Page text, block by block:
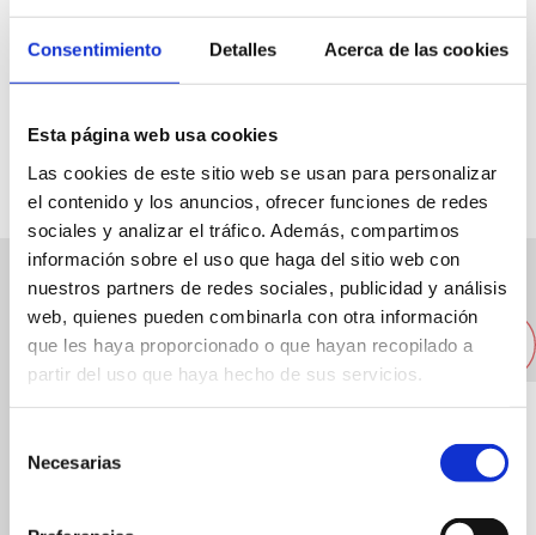
Consentimiento Detalles Acerca de las cookies
Esta página web usa cookies
Las cookies de este sitio web se usan para personalizar
el contenido y los anuncios, ofrecer funciones de redes
sociales y analizar el tráfico. Además, compartimos
información sobre el uso que haga del sitio web con
nuestros partners de redes sociales, publicidad y análisis
web, quienes pueden combinarla con otra información
que les haya proporcionado o que hayan recopilado a
partir del uso que haya hecho de sus servicios.
Necesarias
C/ Ramon i Cajal, 14
96 5781087
Altres restaurants pròxims